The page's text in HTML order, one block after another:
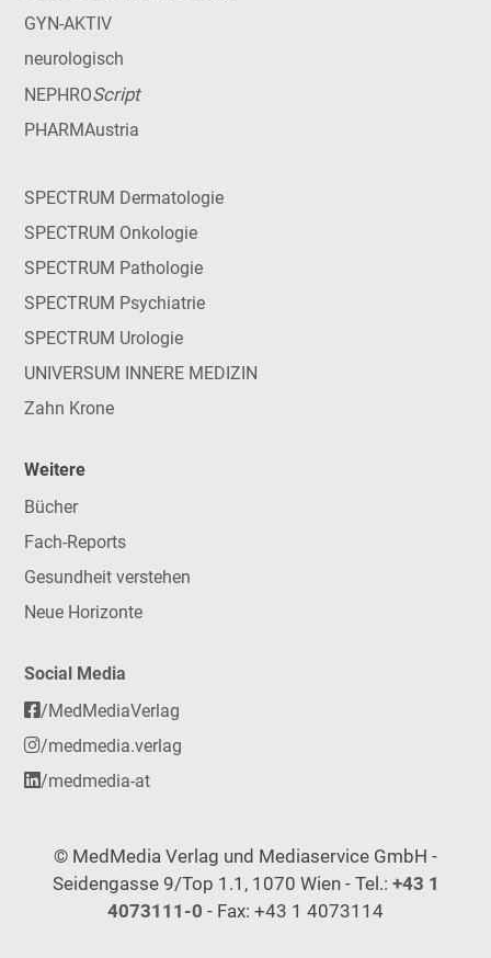
GYN-AKTIV
neurologisch
NEPHROScript
PHARMAustria
SPECTRUM Dermatologie
SPECTRUM Onkologie
SPECTRUM Pathologie
SPECTRUM Psychiatrie
SPECTRUM Urologie
UNIVERSUM INNERE MEDIZIN
Zahn Krone
Weitere
Bücher
Fach-Reports
Gesundheit verstehen
Neue Horizonte
Social Media
/MedMediaVerlag
/medmedia.verlag
/medmedia-at
© MedMedia Verlag und Mediaservice GmbH -
Seidengasse 9/Top 1.1, 1070 Wien - Tel.: +43 1
4073111-0 - Fax: +43 1 4073114